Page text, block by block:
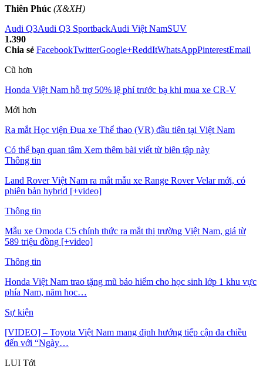
Thiên Phúc (X&XH)
Audi Q3Audi Q3 SportbackAudi Việt NamSUV
1.390
Chia sẻ FacebookTwitterGoogle+ReddItWhatsAppPinterestEmail
Cũ hơn
Honda Việt Nam hỗ trợ 50% lệ phí trước bạ khi mua xe CR-V
Mới hơn
Ra mắt Học viện Đua xe Thể thao (VR) đầu tiên tại Việt Nam
Có thể bạn quan tâm Xem thêm bài viết từ biên tập này
Thông tin
Land Rover Việt Nam ra mắt mẫu xe Range Rover Velar mới, có
phiên bản hybrid [+video]
Thông tin
Mẫu xe Omoda C5 chính thức ra mắt thị trường Việt Nam, giá từ
589 triệu đồng [+video]
Thông tin
Honda Việt Nam trao tặng mũ bảo hiểm cho học sinh lớp 1 khu vực
phía Nam, năm học…
Sự kiện
[VIDEO] – Toyota Việt Nam mang định hướng tiếp cận đa chiều
đến với “Ngày…
LUI Tới